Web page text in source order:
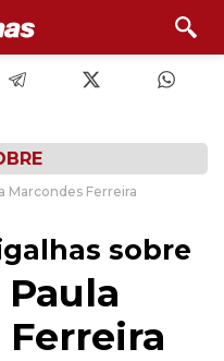
Marcondes Ferreira
sobre